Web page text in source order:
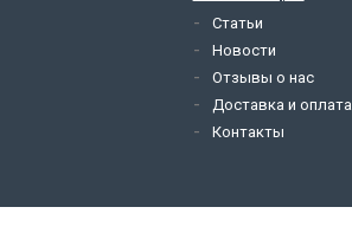
Статьи
Новости
Отзывы о нас
Доставка и оплата
Контакты